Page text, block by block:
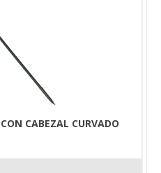
CABEZAL CURVADO